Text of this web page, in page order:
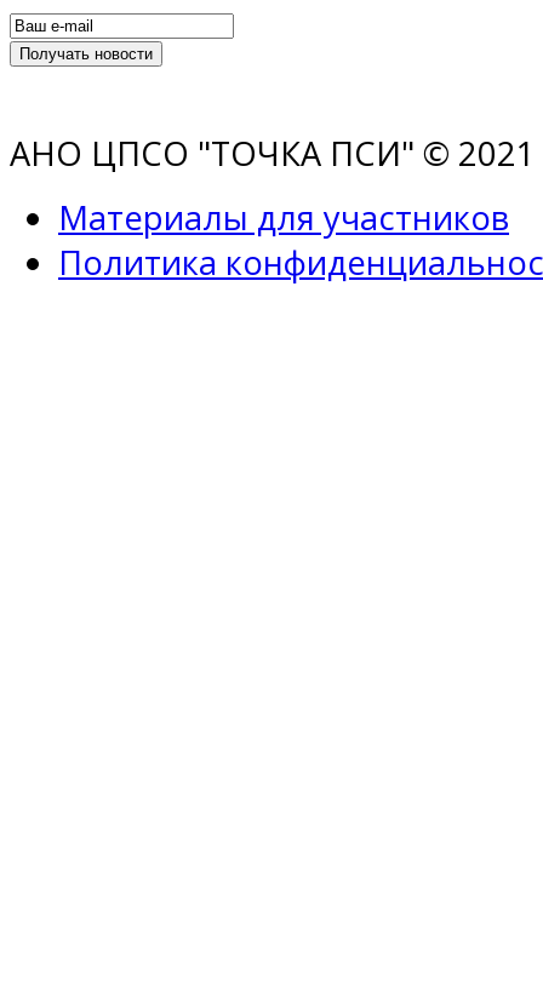
АНО ЦПСО "ТОЧКА ПСИ" © 2021
Материалы для участников
Политика